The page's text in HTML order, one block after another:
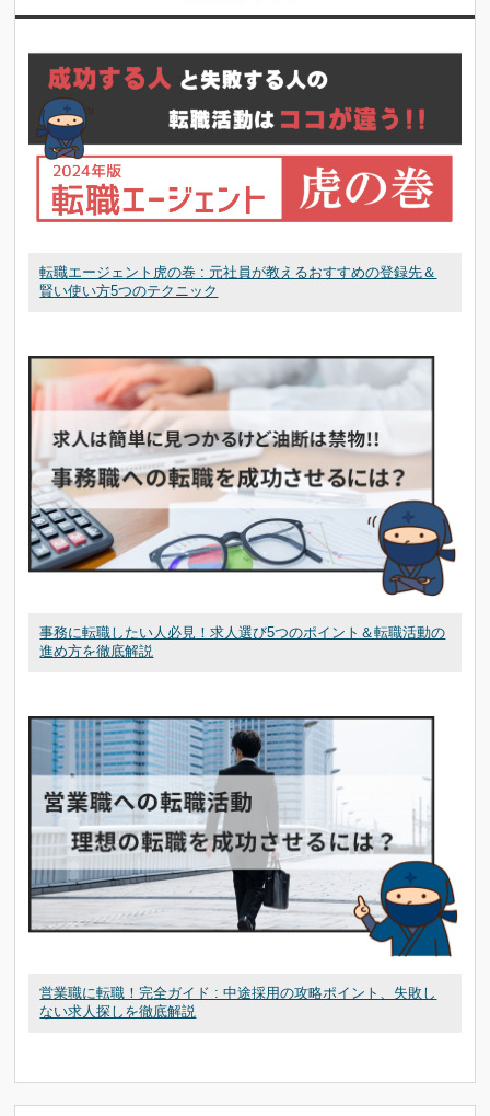
転職エージェント虎の巻 : 元社員が教えるおすすめの登録先＆
賢い使い方5つのテクニック
事務に転職したい人必見！求人選び5つのポイント＆転職活動の
進め方を徹底解説
営業職に転職！完全ガイド : 中途採用の攻略ポイント、失敗し
ない求人探しを徹底解説